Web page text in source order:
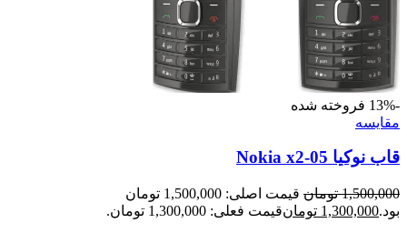
-13%
فروخته شده
مقايسه
قاب نوکیا Nokia x2-05
1,500,000 تومان
قیمت اصلی: 1,500,000 تومان
بود.1,300,000 تومانقیمت فعلی: 1,300,000 تومان.